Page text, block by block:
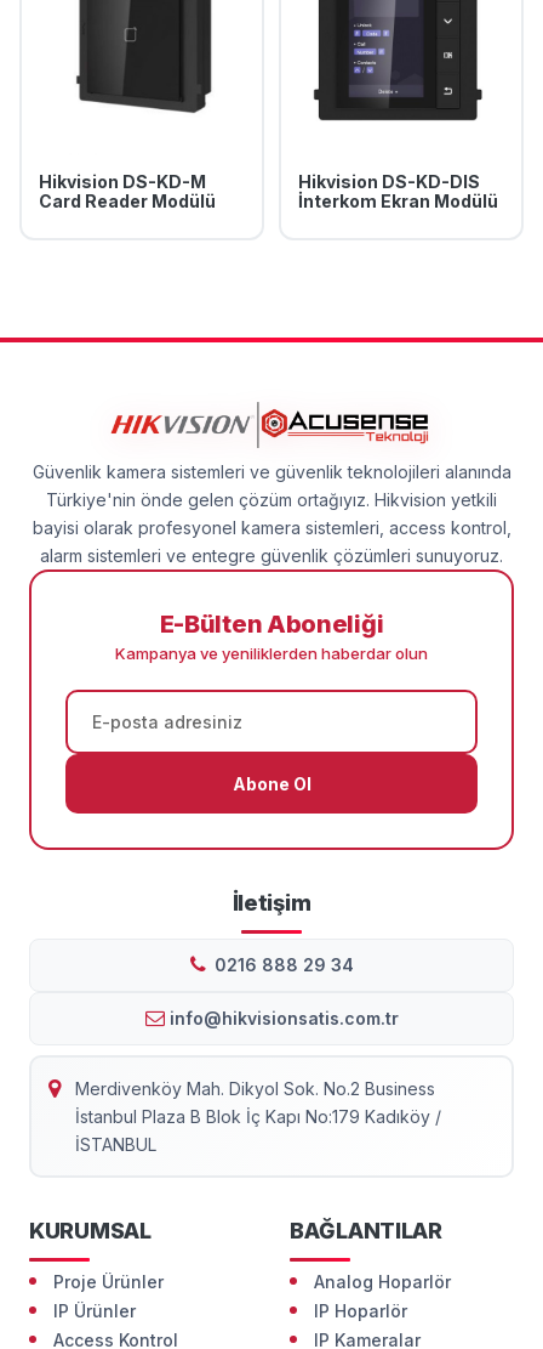
Hikvision DS-KD-M
Card Reader Modülü
Hikvision DS-KD-DIS
İnterkom Ekran Modülü
Güvenlik kamera sistemleri ve güvenlik teknolojileri alanında
Türkiye'nin önde gelen çözüm ortağıyız. Hikvision yetkili
bayisi olarak profesyonel kamera sistemleri, access kontrol,
alarm sistemleri ve entegre güvenlik çözümleri sunuyoruz.
E-Bülten Aboneliği
Kampanya ve yeniliklerden haberdar olun
Abone Ol
İletişim
0216 888 29 34
info@hikvisionsatis.com.tr
Merdivenköy Mah. Dikyol Sok. No.2 Business
İstanbul Plaza B Blok İç Kapı No:179 Kadıköy /
İSTANBUL
KURUMSAL
Proje Ürünler
IP Ürünler
Access Kontrol
BAĞLANTILAR
Analog Hoparlör
IP Hoparlör
IP Kameralar